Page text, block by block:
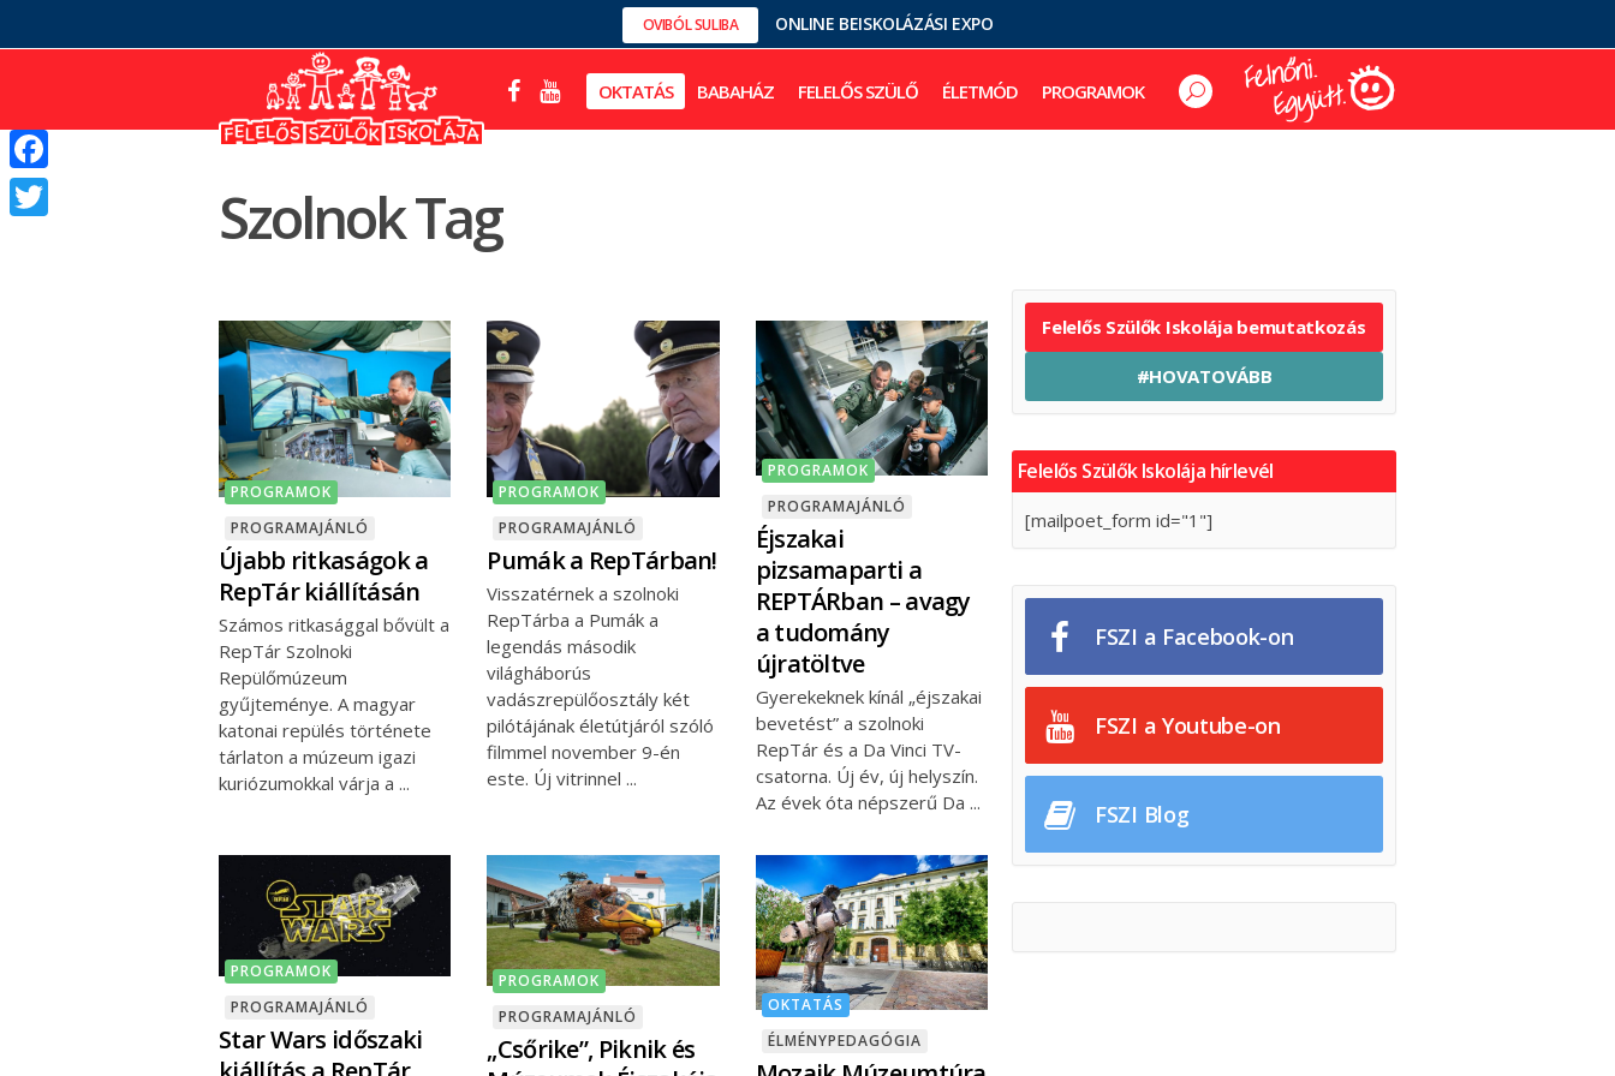
OVIBÓL SULIBA ONLINE BEISKOLÁZÁSI EXPO
OKTATÁS BABAHÁZ FELELŐS SZÜLŐ ÉLETMÓD PROGRAMOK
Szolnok Tag
PROGRAMOK
PROGRAMAJÁNLÓ
Újabb ritkaságok a
RepTár kiállításán
Számos ritkasággal bővült a
RepTár Szolnoki
Repülőmúzeum
gyűjteménye. A magyar
katonai repülés története
tárlaton a múzeum igazi
kuriózumokkal várja a
PROGRAMOK
PROGRAMAJÁNLÓ
Pumák a RepTárban!
Visszatérnek a szolnoki
RepTárba a Pumák a
legendás második
világháborús
vadászrepülőosztály két
pilótájának életútjáról szóló
filmmel november 9-én
este. Új vitrinnel
PROGRAMOK
PROGRAMAJÁNLÓ
Éjszakai
pizsamaparti a
REPTÁRban – avagy
a tudomány
újratöltve
Gyerekeknek kínál „éjszakai
bevetést” a szolnoki
RepTár és a Da Vinci TV-
csatorna. Új év, új helyszín.
Az évek óta népszerű Da
PROGRAMOK
PROGRAMAJÁNLÓ
Star Wars időszaki
PROGRAMOK
PROGRAMAJÁNLÓ
„Csőrike”, Piknik és
OKTATÁS
ÉLMÉNYPEDAGÓGIA
Felelős Szülők Iskolája bemutatkozás
#HOVATOVÁBB
Felelős Szülők Iskolája hírlevél
[mailpoet_form id="1"]
FSZI a Facebook-on
FSZI a Youtube-on
FSZI Blog
Facebook